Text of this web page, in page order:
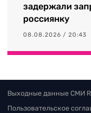
задержали
россиянку
08.08.2026 / 20:43
Выходные данные СМИ
Пользовательское